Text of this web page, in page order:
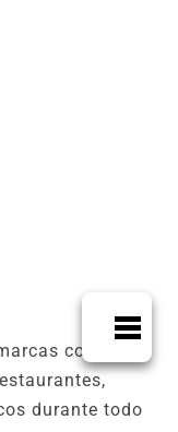
con
durante todo